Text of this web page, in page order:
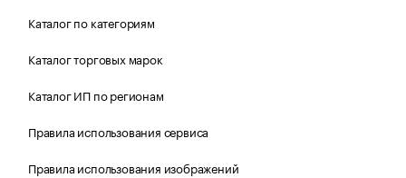
Каталог по категориям
Каталог торговых марок
Каталог ИП по регионам
Правила использования сервиса
Правила использования изображений